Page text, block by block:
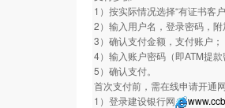
1）按实际情况选择“有证书客
2）输入用户名，登录密码，
3）确认支付金额，支付账户；
4）输入账户密码（即ATM提
5）确认支付。
首次支付前，需在线申请开通
1）登录建设银行网